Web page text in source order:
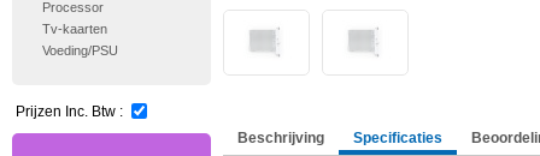
Processor
Tv-kaarten
Voeding/PSU
Prijzen Inc. Btw :
Beschrijving Specificaties